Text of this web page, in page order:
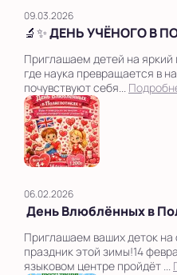
09.03.2026
🔬✨ ДЕНЬ УЧЁНОГО В
Приглашаем детей на яркий
где наука превращается в
почувствуют себя...
06.02.2026
День Влюблённых в
Приглашаем ваших деток
праздник этой зимы!14
языковом центре пройдёт ...